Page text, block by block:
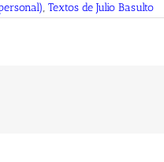
, Textos de Julio Basulto